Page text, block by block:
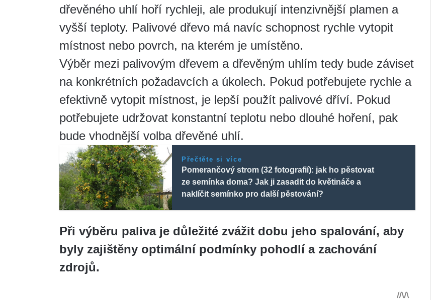
dřevěného uhlí hoří rychleji, ale produkují intenzivnější plamen a
vyšší teploty. Palivové dřevo má navíc schopnost rychle vytopit
místnost nebo povrch, na kterém je umístěno.
Výběr mezi palivovým dřevem a dřevěným uhlím tedy bude záviset
na konkrétních požadavcích a úkolech. Pokud potřebujete rychle a
efektivně vytopit místnost, je lepší použít palivové dříví. Pokud
potřebujete udržovat konstantní teplotu nebo dlouhé hoření, pak
bude vhodnější volba dřevěné uhlí.
Přečtěte si více
Pomerančový strom (32 fotografií): jak ho pěstovat
ze semínka doma? Jak ji zasadit do květináče a
naklíčit semínko pro další pěstování?
Při výběru paliva je důležité zvážit dobu jeho spalování, aby
byly zajištěny optimální podmínky pohodlí a zachování
zdrojů.